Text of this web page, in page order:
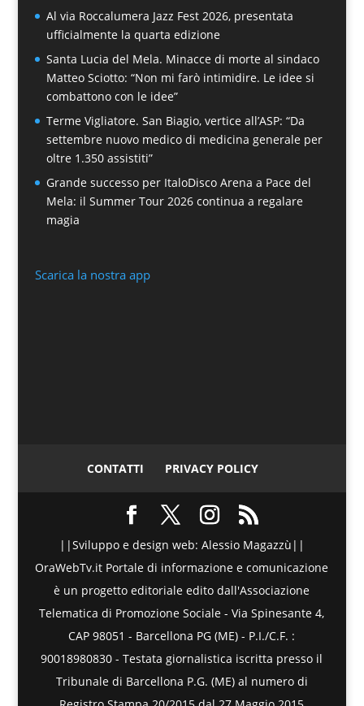
Al via Roccalumera Jazz Fest 2026, presentata
ufficialmente la quarta edizione
Santa Lucia del Mela. Minacce di morte al sindaco
Matteo Sciotto: “Non mi farò intimidire. Le idee si
combattono con le idee”
Terme Vigliatore. San Biagio, vertice all’ASP: “Da
settembre nuovo medico di medicina generale per
oltre 1.350 assistiti”
Grande successo per ItaloDisco Arena a Pace del
Mela: il Summer Tour 2026 continua a regalare
magia
Scarica la nostra app
CONTATTI PRIVACY POLICY
||Sviluppo e design web: Alessio Magazzù||
OraWebTv.it Portale di informazione e comunicazione
è un progetto editoriale edito dall'Associazione
Telematica di Promozione Sociale - Via Spinesante 4,
CAP 98051 - Barcellona PG (ME) - P.I./C.F. :
90018980830 - Testata giornalistica iscritta presso il
Tribunale di Barcellona P.G. (ME) al numero di